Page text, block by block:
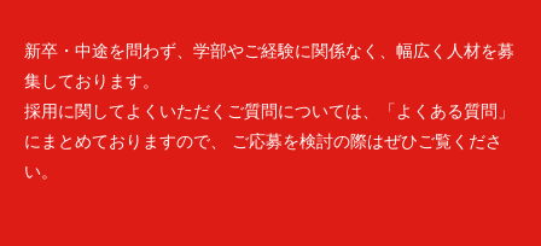
新卒・中途を問わず、学部やご経験に関係なく、幅広く人材を募
集しております。
採用に関してよくいただくご質問については、「よくある質問」
にまとめておりますので、 ご応募を検討の際はぜひご覧くださ
い。